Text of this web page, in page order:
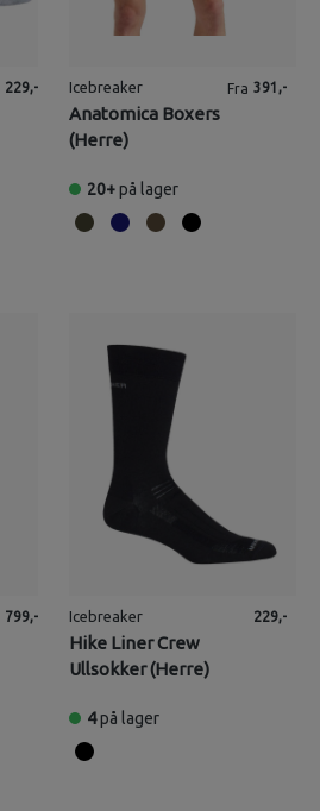
229,- Icebreaker
Anatomica Boxers
(Herre)
Fra 391,-
20+på lager
799,- Icebreaker
Hike Liner Crew
Ullsokker (Herre)
229,-
4på lager